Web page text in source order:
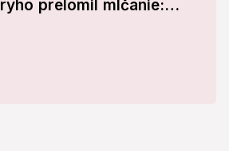
prelomil mlčanie: